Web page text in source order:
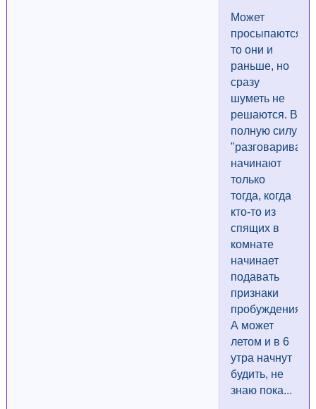
Может
просыпаются-
то они и
раньше, но
сразу
шуметь не
решаются. В
полную силу
"разговаривать"
начинают
только
тогда, когда
кто-то из
спящих в
комнате
начинает
подавать
признаки
пробуждения.
А может
летом и в 6
утра начнут
будить, не
знаю пока...